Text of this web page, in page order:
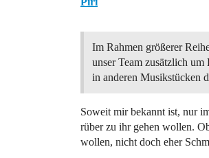
Im Rahmen größerer
unser Team zusätzlich
in anderen Musikstücken
Soweit mir bekannt ist, nur
rüber zu ihr gehen wollen.
wollen, nicht doch eher